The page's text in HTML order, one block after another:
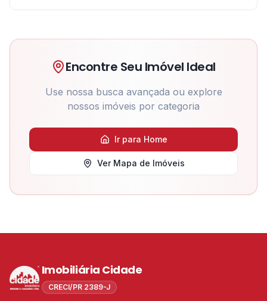
Encontre Seu Imóvel Ideal
Use nossa busca avançada ou explore
nossos imóveis por categoria
Ir para Home
Ver Mapa de Imóveis
Imobiliária Cidade
CRECI/PR 2389-J